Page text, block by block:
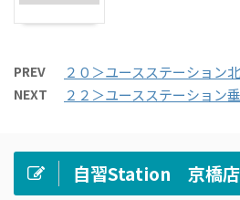
PREV ２０＞ユースステーション
NEXT ２２＞ユースステーション
自習Station 京橋店